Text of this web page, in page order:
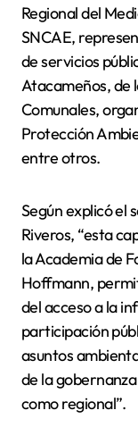
Regional del
SNCAE,
de servicios
Atacameños, de
Comunales,
Protección
entre otros.
Según explicó el
Riveros, “esta
la Academia de
Hoffmann,
del acceso a la
participación
asuntos
de la
como regional”.